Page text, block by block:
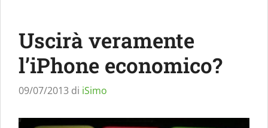
Uscirà veramente
l’iPhone economico?
09/07/2013 di iSimo